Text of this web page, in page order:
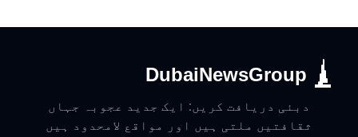
DubaiNewsGroup
دبئی دریافت کریں: ایک جدید عجوبہ جہاں
ثقافتیں ملتی ہیں اور مواقع لامحدود ہیں